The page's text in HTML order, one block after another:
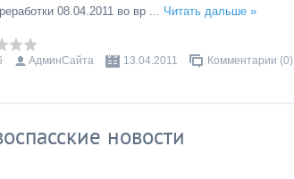
08.04.2011 во вр ... Читать дальше »
АдминСайта 13.04.2011 Комментарии (0)
новости